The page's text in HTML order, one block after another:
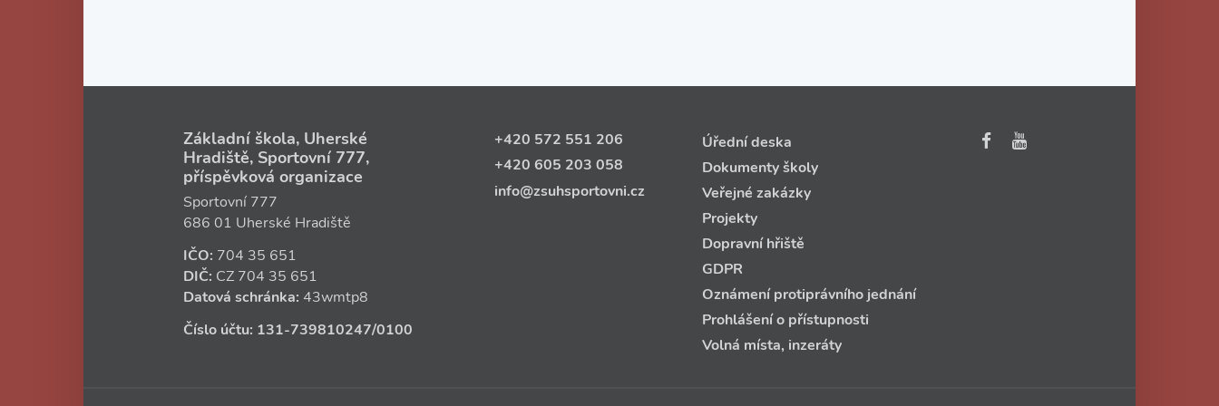
Základní škola, Uherské
Hradiště, Sportovní 777,
příspěvková organizace
Sportovní 777
686 01 Uherské Hradiště
IČO: 704 35 651
DIČ: CZ 704 35 651
Datová schránka: 43wmtp8
Číslo účtu: 131‑739810247/0100
+420 572 551 206
+420 605 203 058
info@zsuhsportovni.cz
Úřední deska
Dokumenty školy
Veřejné zakázky
Projekty
Dopravní hřiště
GDPR
Oznámení protiprávního jednání
Prohlášení o přístupnosti
Volná místa, inzeráty